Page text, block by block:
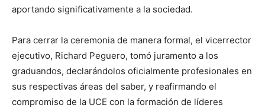
aportando significativamente a la sociedad.
Para cerrar la ceremonia de manera formal, el vicerrector
ejecutivo, Richard Peguero, tomó juramento a los
graduandos, declarándolos oficialmente profesionales en
sus respectivas áreas del saber, y reafirmando el
compromiso de la UCE con la formación de líderes